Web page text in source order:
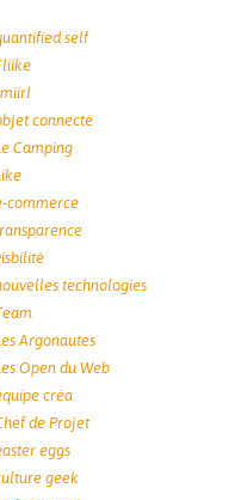
self
connecté
Camping
commerce
technologies
Argonautes
Open du Web
créa
de Projet
eggs
geek